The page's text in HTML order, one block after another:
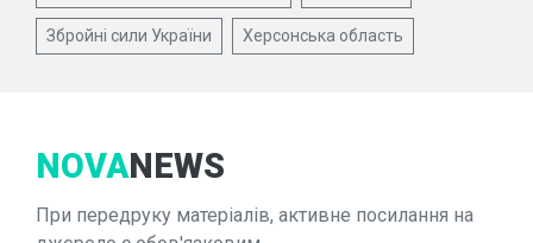
Збройні сили України Херсонська область
NOVANEWS
При передруку матеріалів, активне посилання на